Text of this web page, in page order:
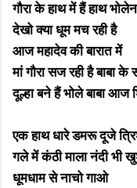
गौरा के हाथ में हैं हाथ
देखो क्या धूम मच रही है
आज महादेव की बारात में
मां गौरा सज रही है बाबा के
दूल्हा बने हैं भोले बाबा आज
एक हाथ धारे डमरू दूजे
गले में कंठी माला नंदी भी
धूमधाम से नाचो गाओ